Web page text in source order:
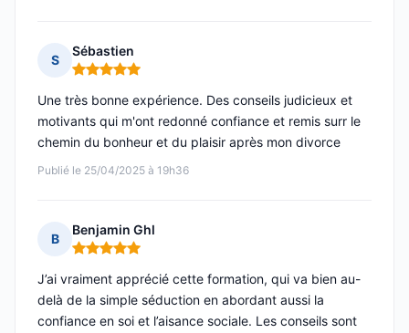
S
Sébastien
Note : 5 sur 5
Publié le 25/04/2025 à 19h36
Une très bonne expérience. Des conseils judicieux et
motivants qui m'ont redonné confiance et remis surr le
chemin du bonheur et du plaisir après mon divorce
B
Benjamin Ghl
Note : 5 sur 5
J’ai vraiment apprécié cette formation, qui va bien au-
delà de la simple séduction en abordant aussi la
confiance en soi et l’aisance sociale. Les conseils sont